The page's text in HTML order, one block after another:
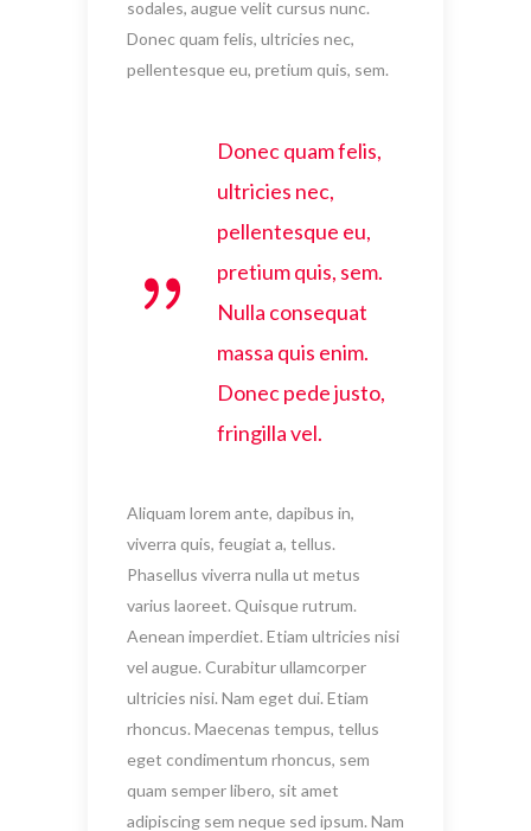
sodales, augue velit cursus nunc.
Donec quam felis, ultricies nec,
pellentesque eu, pretium quis, sem.
Donec quam felis,
ultricies nec,
pellentesque eu,
pretium quis, sem.
Nulla consequat
massa quis enim.
Donec pede justo,
fringilla vel.
Aliquam lorem ante, dapibus in,
viverra quis, feugiat a, tellus.
Phasellus viverra nulla ut metus
varius laoreet. Quisque rutrum.
Aenean imperdiet. Etiam ultricies nisi
vel augue. Curabitur ullamcorper
ultricies nisi. Nam eget dui. Etiam
rhoncus. Maecenas tempus, tellus
eget condimentum rhoncus, sem
quam semper libero, sit amet
adipiscing sem neque sed ipsum. Nam